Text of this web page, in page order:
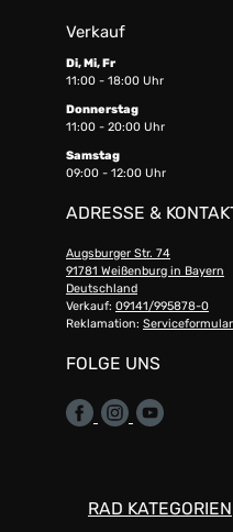
Verkauf
Di, Mi, Fr
11:00 - 18:00 Uhr
Donnerstag
11:00 - 20:00 Uhr
Samstag
09:00 - 12:00 Uhr
ADRESSE &
Augsburger Str. 74
91781 Weißenburg in Bayern
Deutschland
Verkauf: 09141/995878-0
Reklamation: Serviceformular
FOLGE UNS
RAD KATEGORIEN